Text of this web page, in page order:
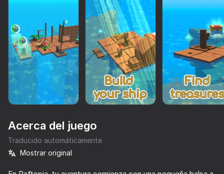
Más de 10,000 juegos.
85
82
Acerca del juego
Traducido automáticamente
Mostrar original